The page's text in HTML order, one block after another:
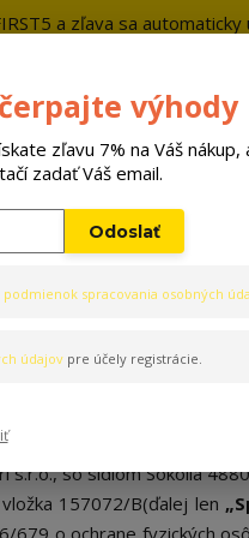
a zľava sa automaticky
Hľadať
+421
Príslušenstvo
s.r.o., so sídlomSokolia
157072/B(ďalej len
679 o ochrane fyzických
výhody
zľavu 7% na Váš nákup,
zadať Váš email.
Odoslať
podmienok spracovania osobných
údajovpre účely registrácie.